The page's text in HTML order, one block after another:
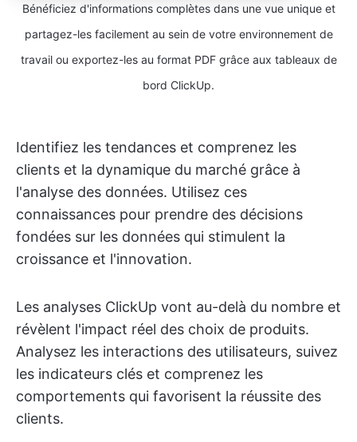
Bénéficiez d'informations complètes dans une vue unique et
partagez-les facilement au sein de votre environnement de
travail ou exportez-les au format PDF grâce aux tableaux de
bord ClickUp.
Identifiez les tendances et comprenez les
clients et la dynamique du marché grâce à
l'analyse des données. Utilisez ces
connaissances pour prendre des décisions
fondées sur les données qui stimulent la
croissance et l'innovation.
Les analyses ClickUp vont au-delà du nombre et
révèlent l'impact réel des choix de produits.
Analysez les interactions des utilisateurs, suivez
les indicateurs clés et comprenez les
comportements qui favorisent la réussite des
clients.